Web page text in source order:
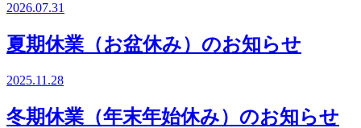
2026.07.31
夏期休業（お盆休み）のお知らせ
2025.11.28
冬期休業（年末年始休み）のお知らせ